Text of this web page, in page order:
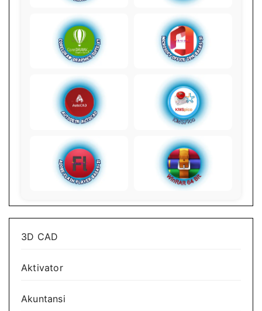
3D CAD
Aktivator
Akuntansi